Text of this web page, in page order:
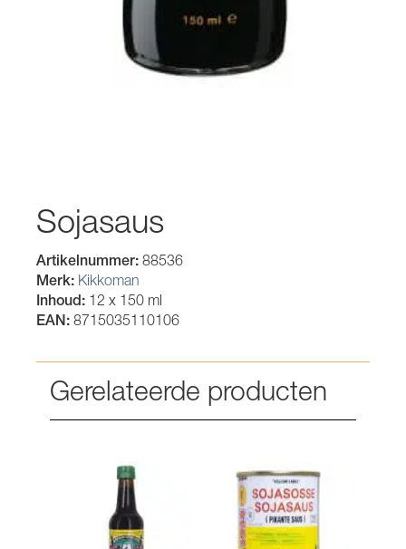
Sojasaus
Artikelnummer: 88536
Merk: Kikkoman
Inhoud: 12 x 150 ml
EAN: 8715035110106
Gerelateerde producten